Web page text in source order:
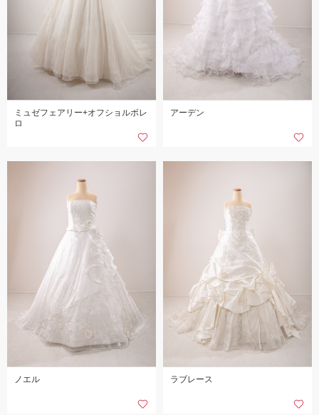
ミュゼフェアリー+オフショルボレ
ロ
アーデン
ノエル ラブレース